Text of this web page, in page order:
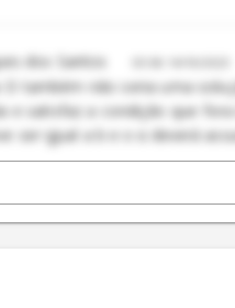
dos Santos
também não seria uma
e satisfaz a condição que
ser igual a b e o α deverá